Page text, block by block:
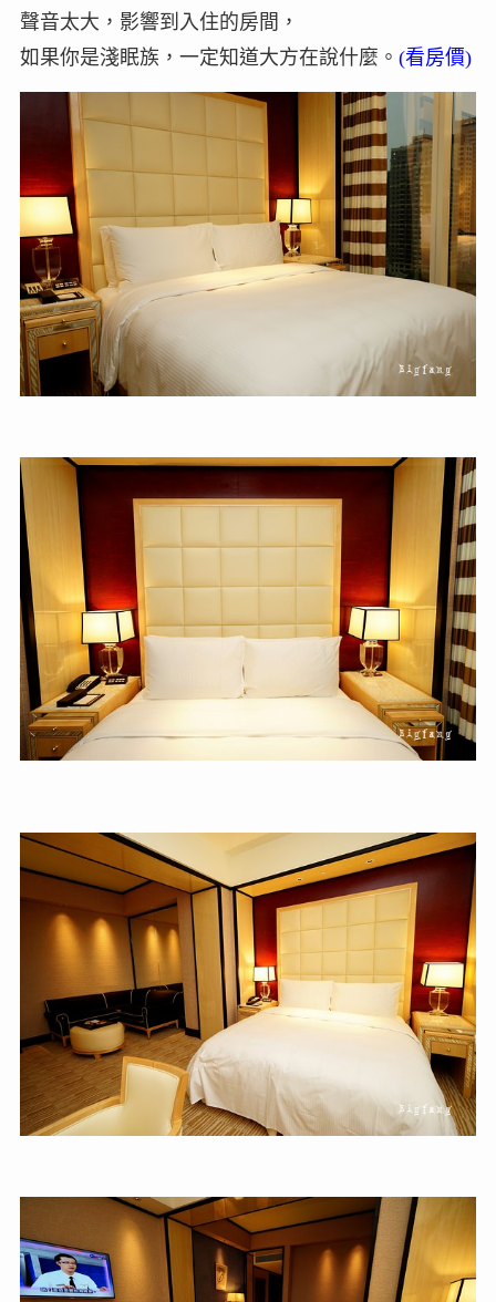
聲音太大，影響到入住的房間，
如果你是淺眠族，一定知道大方在說什麼。 (看房價)